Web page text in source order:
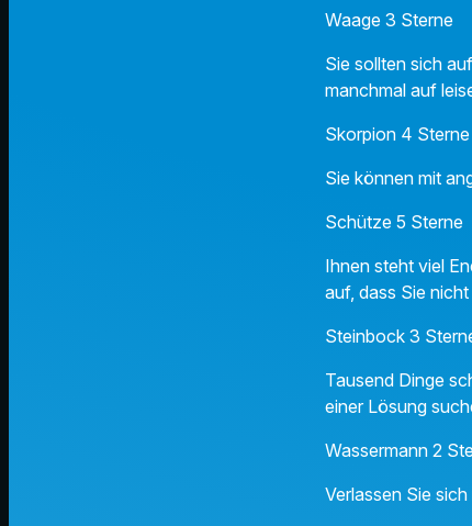
Waage 3 Sterne
Sie sollten sich
manchmal auf
Skorpion 4 Sterne
Sie können mit
Schütze 5 Sterne
Ihnen steht viel
auf, dass Sie
Steinbock 3
Tausend Dinge
einer Lösung
Wassermann 2
Verlassen Sie